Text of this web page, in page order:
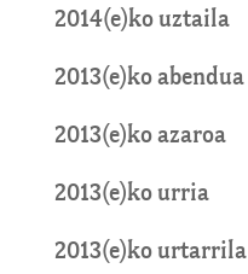
2014(e)ko uztaila
2013(e)ko abendua
2013(e)ko azaroa
2013(e)ko urria
2013(e)ko urtarrila